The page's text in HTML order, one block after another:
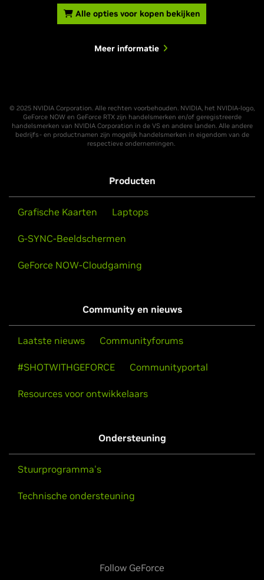
Alle opties voor kopen bekijken
Meer informatie
© 2025 NVIDIA Corporation. Alle rechten voorbehouden. NVIDIA, het NVIDIA-logo,
GeForce NOW en GeForce RTX zijn handelsmerken en/of geregistreerde
handelsmerken van NVIDIA Corporation in de VS en andere landen. Alle andere
bedrijfs- en productnamen zijn mogelijk handelsmerken in eigendom van de
respectieve ondernemingen.
Producten
Grafische Kaarten Laptops
G-SYNC-Beeldschermen
GeForce NOW-Cloudgaming
Community en nieuws
Laatste nieuws Communityforums
#SHOTWITHGEFORCE Communityportal
Resources voor ontwikkelaars
Ondersteuning
Stuurprogramma's
Technische ondersteuning
Follow GeForce